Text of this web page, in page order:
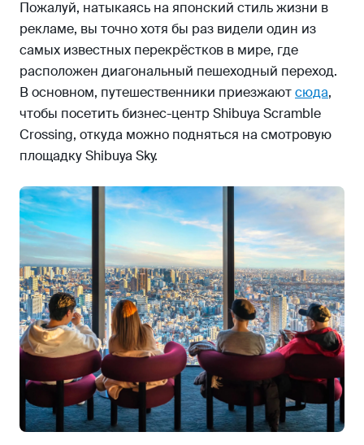
Пожалуй, натыкаясь на японский стиль жизни в
рекламе, вы точно хотя бы раз видели один из
самых известных перекрёстков в мире, где
расположен диагональный пешеходный переход.
В основном, путешественники приезжаютсюда,
чтобы посетить бизнес-центр Shibuya Scramble
Crossing, откуда можно подняться на смотровую
площадку Shibuya Sky.